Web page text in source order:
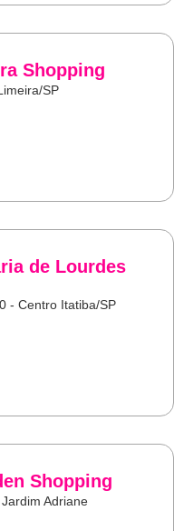
Shopping
SP
de Lourdes
- Centro Itatiba/SP
Shopping
Adriane